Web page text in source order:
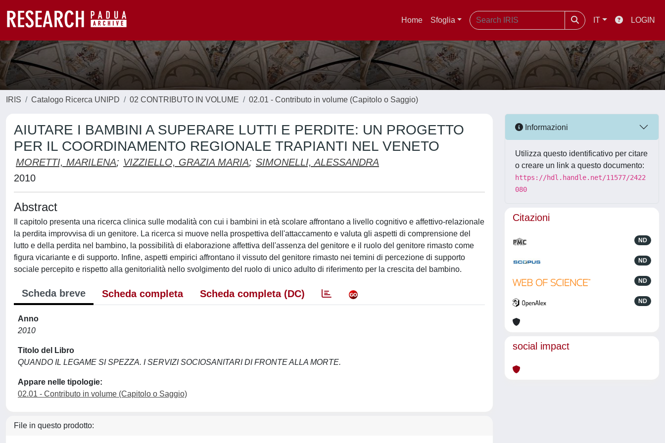
Home Sfoglia IT LOGIN
IRIS Catalogo Ricerca UNIPD 02 CONTRIBUTO IN VOLUME 02.01 - Contributo in volume (Capitolo o Saggio)
AIUTARE I BAMBINI A SUPERARE LUTTI E PERDITE: UN PROGETTO
PER IL COORDINAMENTO REGIONALE TRAPIANTI NEL VENETO
MORETTI, MARILENA; VIZZIELLO, GRAZIA MARIA; SIMONELLI, ALESSANDRA
2010
Abstract
Il capitolo presenta una ricerca clinica sulle modalità con cui i bambini in età scolare affrontano a livello cognitivo e affettivo-relazionale
la perdita improvvisa di un genitore. La ricerca si muove nella prospettiva dell'attaccamento e valuta gli aspetti di comprensione del
lutto e della perdita nel bambino, la possibilità di elaborazione affettiva dell'assenza del genitore e il ruolo del genitore rimasto come
figura vicariante e di supporto. Infine, aspetti empirici affrontano il vissuto del genitore rimasto nei temini di percezione di supporto
sociale percepito e rispetto alla genitorialità nello svolgimento del ruolo di unico adulto di riferimento per la crescita del bambino.
Scheda breve Scheda completa Scheda completa (DC)
Anno
2010
Titolo del Libro
QUANDO IL LEGAME SI SPEZZA. I SERVIZI SOCIOSANITARI DI FRONTE ALLA MORTE.
Appare nelle tipologie:
02.01 - Contributo in volume (Capitolo o Saggio)
File in questo prodotto:
Informazioni
Utilizza questo identificativo per citare
o creare un link a questo documento:
https://hdl.handle.net/11577/2422
080
Citazioni
ND
ND
ND
ND
social impact